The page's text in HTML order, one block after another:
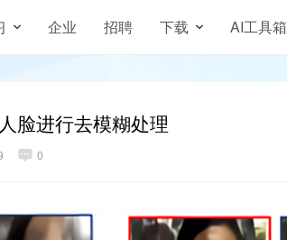
企业 招聘 下载 AI工具箱
脸进行去模糊处理
0